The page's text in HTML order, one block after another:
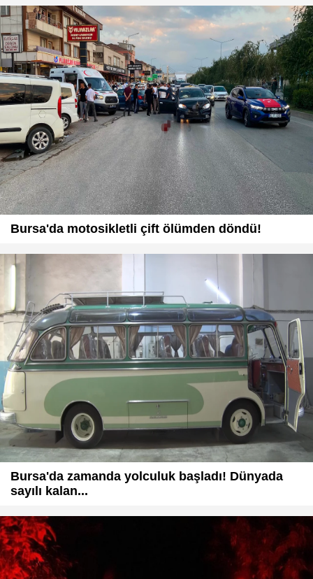
Bursa'da motosikletli çift ölümden döndü!
Bursa'da zamanda yolculuk başladı! Dünyada
sayılı kalan...